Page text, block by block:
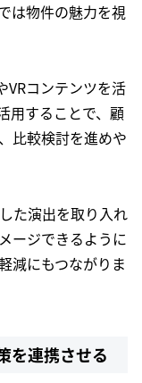
は物件の魅力を視
VRコンテンツを活
用することで、顧
比較検討を進めや
た演出を取り入れ
ージできるように
減にもつながりま
を連携させる